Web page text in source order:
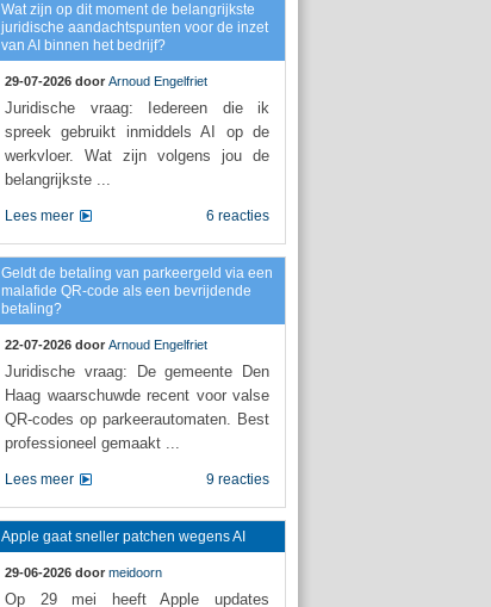
Wat zijn op dit moment de belangrijkste
juridische aandachtspunten voor de inzet
van AI binnen het bedrijf?
29-07-2026 door Arnoud Engelfriet
Juridische vraag: Iedereen die ik
spreek gebruikt inmiddels AI op de
werkvloer. Wat zijn volgens jou de
belangrijkste ...
6 reacties
Lees meer
Geldt de betaling van parkeergeld via een
malafide QR-code als een bevrijdende
betaling?
22-07-2026 door Arnoud Engelfriet
Juridische vraag: De gemeente Den
Haag waarschuwde recent voor valse
QR-codes op parkeerautomaten. Best
professioneel gemaakt ...
9 reacties
Lees meer
Apple gaat sneller patchen wegens AI
29-06-2026 door meidoorn
Op 29 mei heeft Apple updates